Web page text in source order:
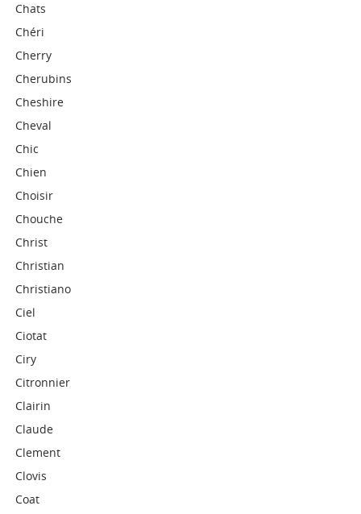
Chats
Chéri
Cherry
Cherubins
Cheshire
Cheval
Chic
Chien
Choisir
Chouche
Christ
Christian
Christiano
Ciel
Ciotat
Ciry
Citronnier
Clairin
Claude
Clement
Clovis
Coat